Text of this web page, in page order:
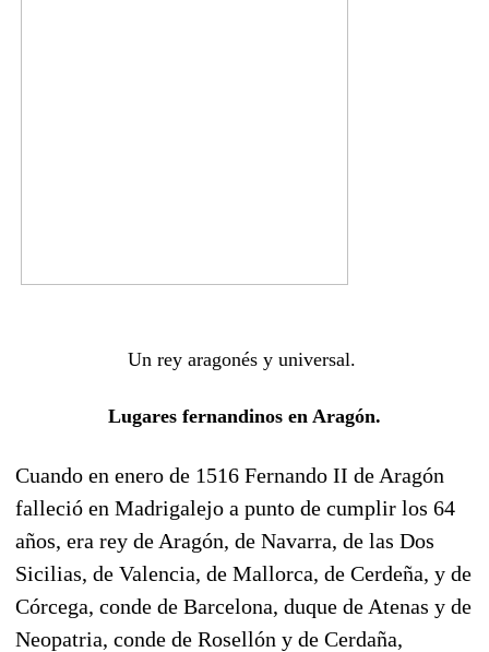
Un rey aragonés y universal.
Lugares fernandinos en Aragón.
Cuando en enero de 1516 Fernando II de Aragón
falleció en Madrigalejo a punto de cumplir los 64
años, era rey de Aragón, de Navarra, de las Dos
Sicilias, de Valencia, de Mallorca, de Cerdeña, y de
Córcega, conde de Barcelona, duque de Atenas y de
Neopatria, conde de Rosellón y de Cerdaña,